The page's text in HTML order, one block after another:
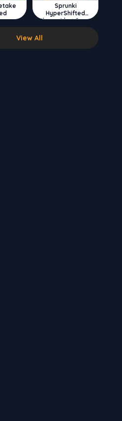
Sprunki
HyperShifted
Phase 4 but Swap
Double
View All